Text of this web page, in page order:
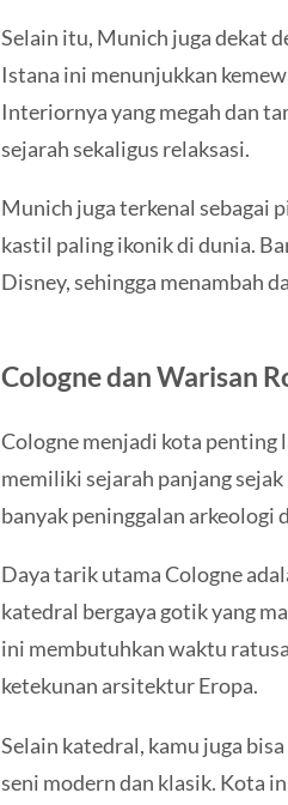
Selain itu, Munich juga dekat
Istana ini menunjukkan
Interiornya yang megah dan
sejarah sekaligus relaksasi.
Munich juga terkenal sebagai
kastil paling ikonik di dunia.
Disney, sehingga menambah
Cologne dan Warisan
Colognemenjadi kota penting
memiliki sejarah panjang
banyak peninggalan arkeologi
Daya tarik utama Cologne
katedral bergaya gotik yang
ini membutuhkan waktu
ketekunan arsitektur Eropa.
Selain katedral, kamu juga
seni modern dan klasik. Kota